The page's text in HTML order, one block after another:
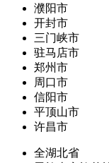
濮阳市
开封市
三门峡市
驻马店市
郑州市
周口市
信阳市
平顶山市
许昌市
全湖北省